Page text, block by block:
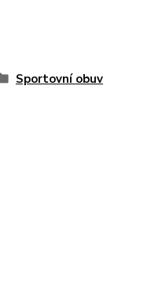
Sportovní obuv